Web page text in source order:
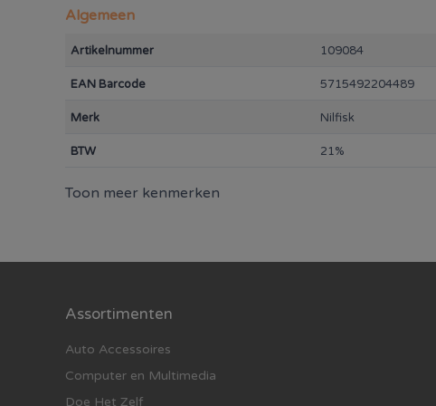
Algemeen
Artikelnummer 109084
EAN Barcode 5715492204489
Merk Nilfisk
BTW 21%
Toon meer kenmerken
Assortimenten
Auto Accessoires
Computer en Multimedia
Doe Het Zelf